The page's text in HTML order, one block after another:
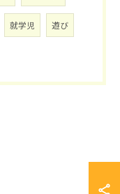
就学児 遊び